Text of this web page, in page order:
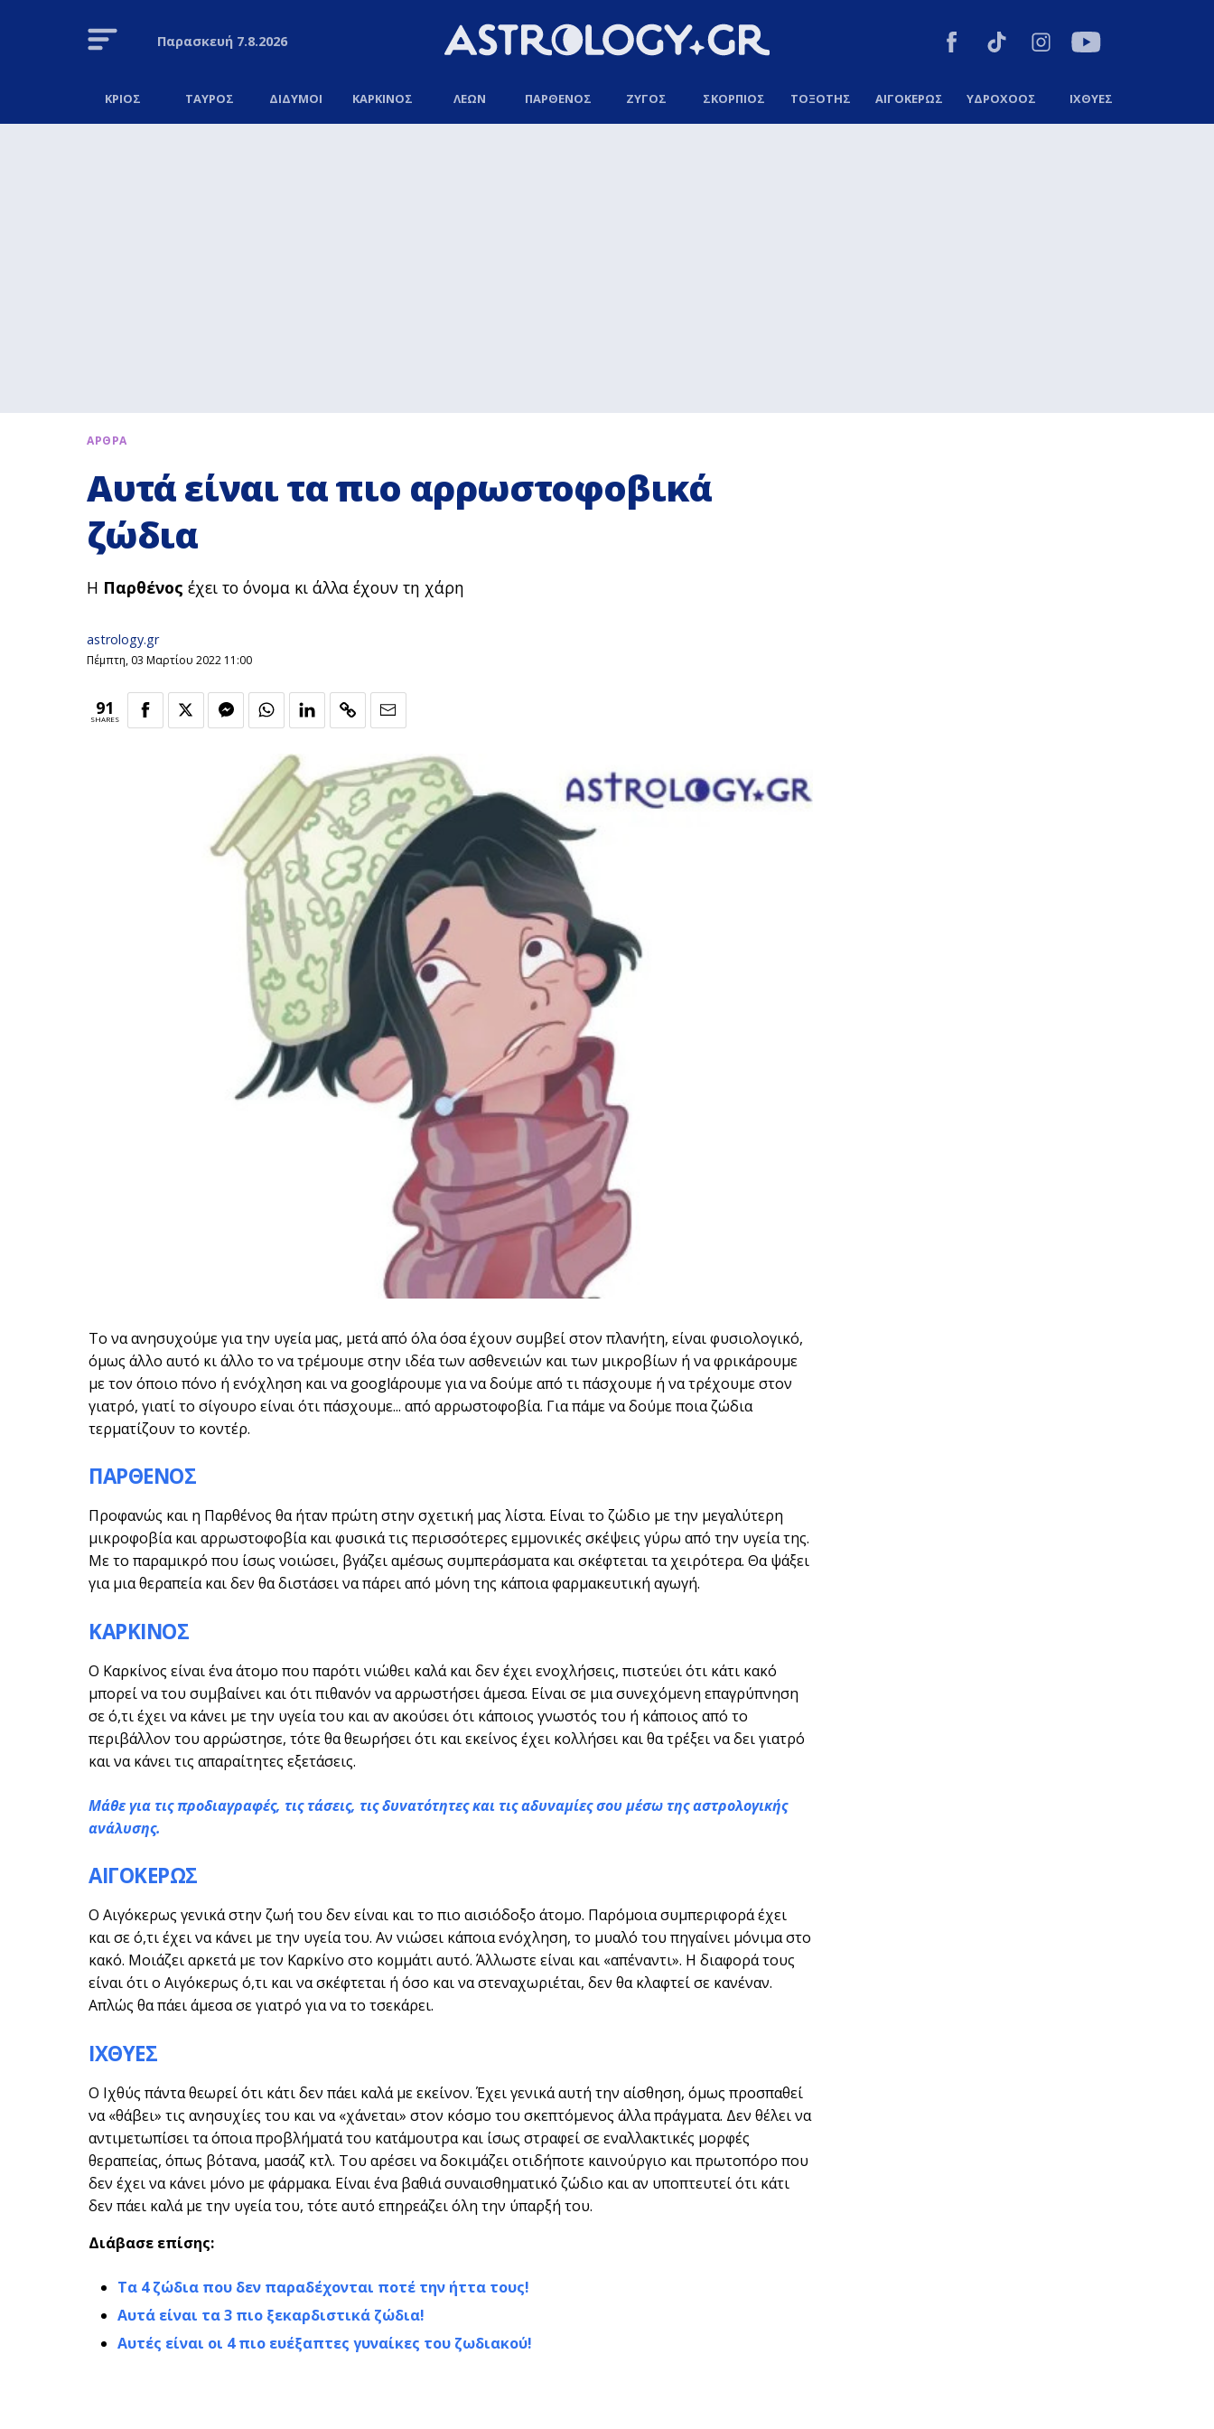
Παρασκευή7.8.2026
ΚΡΙΟΣ ΤΑΥΡΟΣ ΔΙΔΥΜΟΙ ΚΑΡΚΙΝΟΣ ΛΕΩΝ ΠΑΡΘΕΝΟΣ ΖΥΓΟΣ ΣΚΟΡΠΙΟΣ ΤΟΞΟΤΗΣ ΑΙΓΟΚΕΡΩΣ ΥΔΡΟΧΟΟΣ ΙΧΘΥΕΣ
ΑΡΘΡΑ
Αυτά είναι τα πιο αρρωστοφοβικά
ζώδια
Η Παρθένος έχει το όνομα κι άλλα έχουν τη χάρη
astrology.gr
Πέμπτη, 03 Μαρτίου 2022 11:00
91
SHARES
Το να ανησυχούμε για την υγεία μας, μετά από όλα όσα έχουν συμβεί στον πλανήτη, είναι φυσιολογικό,
όμως άλλο αυτό κι άλλο το να τρέμουμε στην ιδέα των ασθενειών και των μικροβίων ή να φρικάρουμε
με τον όποιο πόνο ή ενόχληση και να googlάρουμε για να δούμε από τι πάσχουμε ή να τρέχουμε στον
γιατρό, γιατί το σίγουρο είναι ότι πάσχουμε... από αρρωστοφοβία. Για πάμε να δούμε ποια ζώδια
τερματίζουν το κοντέρ.
ΠΑΡΘΕΝΟΣ
Προφανώς και η Παρθένος θα ήταν πρώτη στην σχετική μας λίστα. Είναι το ζώδιο με την μεγαλύτερη
μικροφοβία και αρρωστοφοβία και φυσικά τις περισσότερες εμμονικές σκέψεις γύρω από την υγεία της.
Με το παραμικρό που ίσως νοιώσει, βγάζει αμέσως συμπεράσματα και σκέφτεται τα χειρότερα. Θα ψάξει
για μια θεραπεία και δεν θα διστάσει να πάρει από μόνη της κάποια φαρμακευτική αγωγή.
ΚΑΡΚΙΝΟΣ
Ο Καρκίνος είναι ένα άτομο που παρότι νιώθει καλά και δεν έχει ενοχλήσεις, πιστεύει ότι κάτι κακό
μπορεί να του συμβαίνει και ότι πιθανόν να αρρωστήσει άμεσα. Είναι σε μια συνεχόμενη επαγρύπνηση
σε ό,τι έχει να κάνει με την υγεία του και αν ακούσει ότι κάποιος γνωστός του ή κάποιος από το
περιβάλλον του αρρώστησε, τότε θα θεωρήσει ότι και εκείνος έχει κολλήσει και θα τρέξει να δει γιατρό
και να κάνει τις απαραίτητες εξετάσεις.
Μάθε για τις προδιαγραφές, τις τάσεις, τις δυνατότητες και τις αδυναμίες σου μέσω της αστρολογικής
ανάλυσης.
ΑΙΓΟΚΕΡΩΣ
Ο Αιγόκερως γενικά στην ζωή του δεν είναι και το πιο αισιόδοξο άτομο. Παρόμοια συμπεριφορά έχει
και σε ό,τι έχει να κάνει με την υγεία του. Αν νιώσει κάποια ενόχληση, το μυαλό του πηγαίνει μόνιμα στο
κακό. Μοιάζει αρκετά με τον Καρκίνο στο κομμάτι αυτό. Άλλωστε είναι και «απέναντι». Η διαφορά τους
είναι ότι ο Αιγόκερως ό,τι και να σκέφτεται ή όσο και να στεναχωριέται, δεν θα κλαφτεί σε κανέναν.
Απλώς θα πάει άμεσα σε γιατρό για να το τσεκάρει.
ΙΧΘΥΕΣ
Ο Ιχθύς πάντα θεωρεί ότι κάτι δεν πάει καλά με εκείνον. Έχει γενικά αυτή την αίσθηση, όμως προσπαθεί
να «θάβει» τις ανησυχίες του και να «χάνεται» στον κόσμο του σκεπτόμενος άλλα πράγματα. Δεν θέλει να
αντιμετωπίσει τα όποια προβλήματά του κατάμουτρα και ίσως στραφεί σε εναλλακτικές μορφές
θεραπείας, όπως βότανα, μασάζ κτλ. Του αρέσει να δοκιμάζει οτιδήποτε καινούργιο και πρωτοπόρο που
δεν έχει να κάνει μόνο με φάρμακα. Είναι ένα βαθιά συναισθηματικό ζώδιο και αν υποπτευτεί ότι κάτι
δεν πάει καλά με την υγεία του, τότε αυτό επηρεάζει όλη την ύπαρξή του.
Διάβασε επίσης:
Τα 4 ζώδια που δεν παραδέχονται ποτέ την ήττα τους!
Αυτά είναι τα 3 πιο ξεκαρδιστικά ζώδια!
Αυτές είναι οι 4 πιο ευέξαπτες γυναίκες του ζωδιακού!